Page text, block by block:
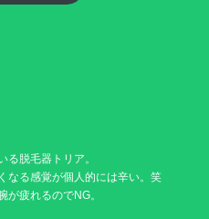
る脱毛器トリア。
なる感覚が個人的には辛い。笑
疲れるのでNG。